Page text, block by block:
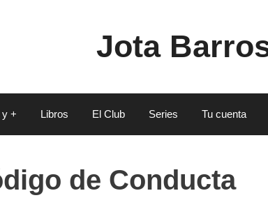
Jota
y + Libros El Club Series Tu cuenta
de Conducta